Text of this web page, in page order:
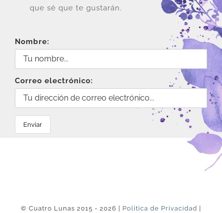
que sé que te gustarán.
Nombre:
Correo electrónico:
© Cuatro Lunas 2015 - 2026 | Política de Privacidad